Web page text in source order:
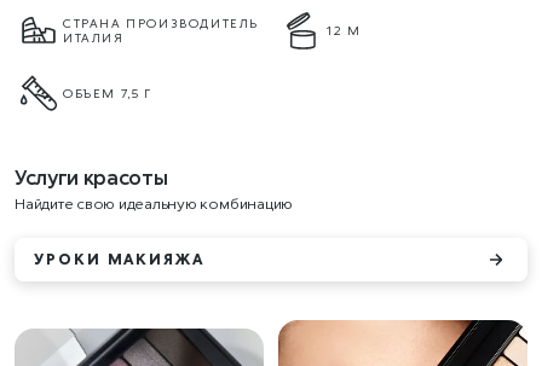
СТРАНА ПРОИЗВОДИТЕЛЬ
ИТАЛИЯ
12 М
ОБЪЕМ 7,5 Г
Услуги красоты
Найдите свою идеальную комбинацию
УРОКИ МАКИЯЖА